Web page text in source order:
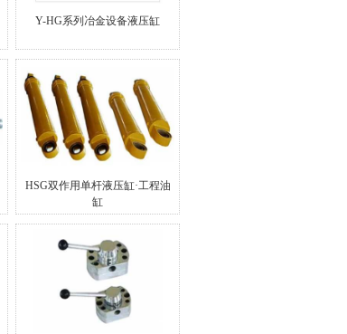
Y-HG系列冶金设备液压缸
HSG双作用单杆液压缸·工程油
缸